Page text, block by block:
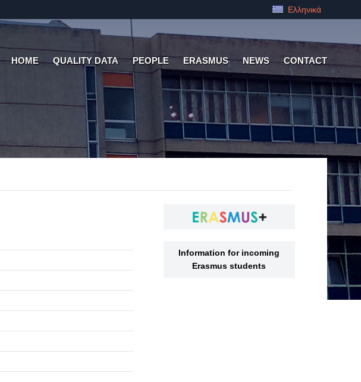
Ελληνικά
HOME QUALITY DATA PEOPLE ERASMUS NEWS CONTACT
Information for incoming
Erasmus students